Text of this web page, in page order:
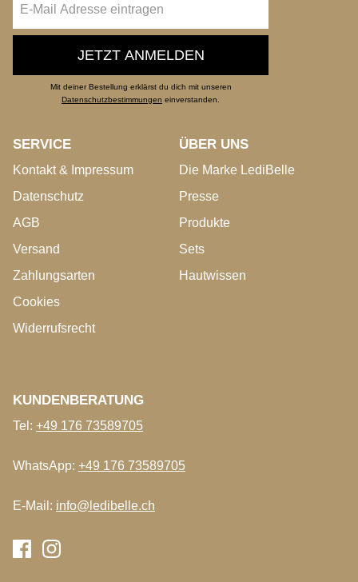
JETZT ANMELDEN
Mit deiner Bestellung erklärst du dich mit unseren
Datenschutzbestimmungen einverstanden.
SERVICE
Kontakt & Impressum
Datenschutz
AGB
Versand
Zahlungsarten
Cookies
Widerrufsrecht
ÜBER UNS
Die Marke LediBelle
Presse
Produkte
Sets
Hautwissen
KUNDENBERATUNG
Tel: +49 176 73589705
WhatsApp: +49 176 73589705
E-Mail: info@ledibelle.ch